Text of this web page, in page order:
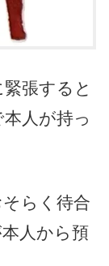
張すると
人が持っ
らく待合
人から預